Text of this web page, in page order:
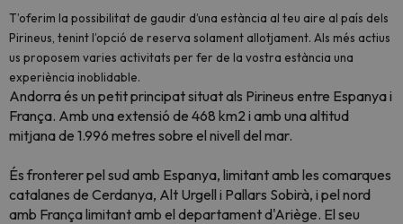
T’oferim la possibilitat de gaudir d’una estància al teu aire al país dels
Pirineus, tenint l’opció de reserva solament allotjament. Als més actius
us proposem varies activitats per fer de la vostra estància una
experiència inoblidable.
Andorra és un petit principat situat als Pirineus entre Espanya i
França. Amb una extensió de 468 km2 i amb una altitud
mitjana de 1.996 metres sobre el nivell del mar.
És fronterer pel sud amb Espanya, limitant amb les comarques
catalanes de Cerdanya, Alt Urgell i Pallars Sobirà, i pel nord
amb França limitant amb el departament d'Ariège. El seu